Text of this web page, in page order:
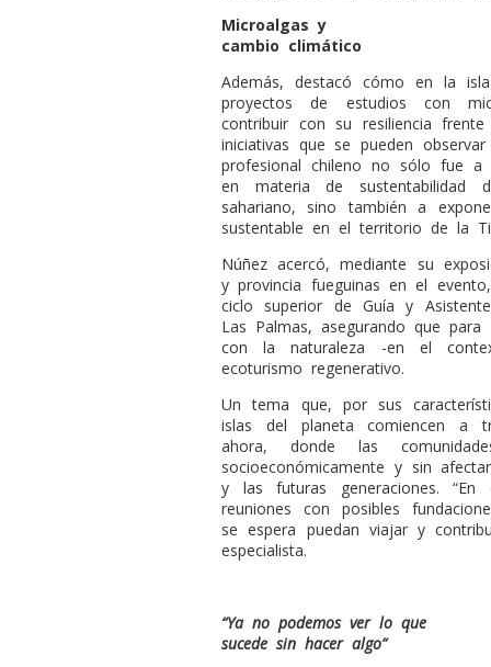
Microalgas y
cambio climático
Además, destacó cómo en la
proyectos de estudios con
contribuir con su resiliencia
iniciativas que se pueden
profesional chileno no sólo fue
en materia de
sahariano, sino también a
sustentable en el territorio de la
Núñez acercó, mediante su
y provincia fueguinas en el
ciclo superior de Guía y
Las Palmas, asegurando que
con la naturaleza -en el
ecoturismo regenerativo.
Un tema que, por sus
islas del planeta comiencen a
ahora, donde las
socioeconómicamente y sin
y las futuras generaciones.
reuniones con posibles
se espera puedan viajar y
especialista.
“Ya no podemos ver lo que
sucede sin hacer algo”